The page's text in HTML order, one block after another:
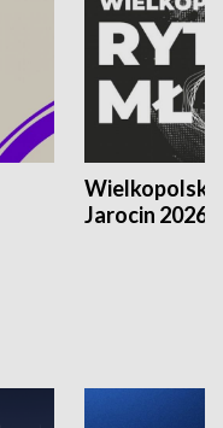
Jarocin 2026